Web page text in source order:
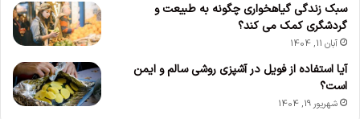
سبک زندگی گیاهخواری چگونه به طبیعت و
گردشگری کمک می کند؟
آبان 11, 1404
آیا استفاده از فویل در آشپزی روشی سالم و ایمن
است؟
شهریور 19, 1404